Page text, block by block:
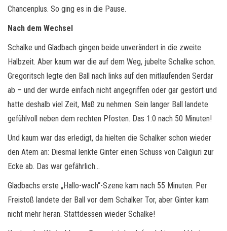
Chancenplus. So ging es in die Pause.
Nach dem Wechsel
Schalke und Gladbach gingen beide unverändert in die zweite
Halbzeit. Aber kaum war die auf dem Weg, jubelte Schalke schon.
Gregoritsch legte den Ball nach links auf den mitlaufenden Serdar
ab – und der wurde einfach nicht angegriffen oder gar gestört und
hatte deshalb viel Zeit, Maß zu nehmen. Sein langer Ball landete
gefühlvoll neben dem rechten Pfosten. Das 1:0 nach 50 Minuten!
Und kaum war das erledigt, da hielten die Schalker schon wieder
den Atem an: Diesmal lenkte Ginter einen Schuss von Caligiuri zur
Ecke ab. Das war gefährlich…
Gladbachs erste „Hallo-wach“-Szene kam nach 55 Minuten. Per
Freistoß landete der Ball vor dem Schalker Tor, aber Ginter kam
nicht mehr heran. Stattdessen wieder Schalke!